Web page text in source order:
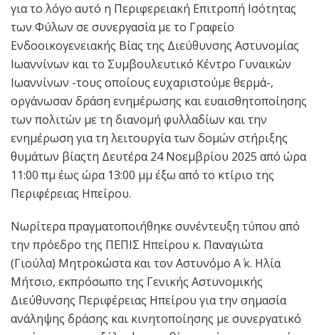
για το λόγο αυτό η Περιφερειακή Επιτροπή Ισότητας
των Φύλων σε συνεργασία με το Γραφείο
Ενδοοικογενειακής Βίας της Διεύθυνσης Αστυνομίας
Ιωαννίνων και το Συμβουλευτικό Κέντρο Γυναικών
Ιωαννίνων -τους οποίους ευχαριστούμε θερμά-,
οργάνωσαν δράση ενημέρωσης και ευαισθητοποίησης
των πολιτών με τη διανομή φυλλαδίων και την
ενημέρωση για τη λειτουργία των δομών στήριξης
θυμάτων βίαςτη Δευτέρα 24 Νοεμβρίου 2025 από ώρα
11:00 πμ έως ώρα 13:00 μμ έξω από το κτίριο της
Περιφέρειας Ηπείρου.
Νωρίτερα πραγματοποιήθηκε συνέντευξη τύπου από
την πρόεδρο της ΠΕΠΙΣ Ηπείρου κ. Παναγιώτα
(Γιούλα) Μητροκώστα και τον Αστυνόμο Α΄ κ. Ηλία
Μήτσιο, εκπρόσωπο της Γενικής Αστυνομικής
Διεύθυνσης Περιφέρειας Ηπείρου για την σημασία
ανάληψης δράσης και κινητοποίησης με συνεργατικό